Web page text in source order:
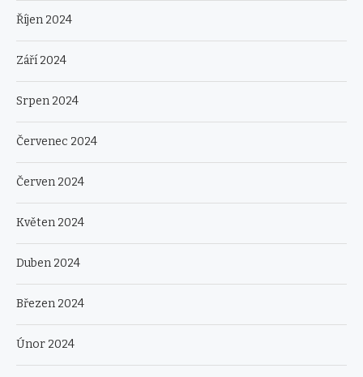
Říjen 2024
Září 2024
Srpen 2024
Červenec 2024
Červen 2024
Květen 2024
Duben 2024
Březen 2024
Únor 2024